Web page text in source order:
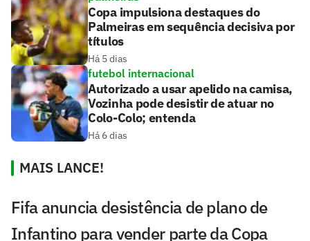
Copa impulsiona destaques do
Palmeiras em sequência decisiva por
títulos
Há 5 dias
futebol internacional
Autorizado a usar apelido na camisa,
Vozinha pode desistir de atuar no
Colo-Colo; entenda
Há 6 dias
MAIS LANCE!
Fifa anuncia desistência de plano de
Infantino para vender parte da Copa